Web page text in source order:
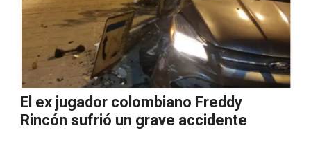
El ex jugador colombiano Freddy
Rincón sufrió un grave accidente